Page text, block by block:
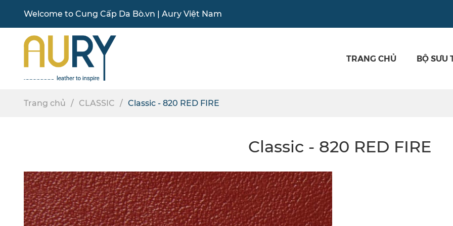
Welcome to Cung Cấp Da Bò.vn | Aury Việt Nam
TRANG CHỦ BỘ SƯU
Trang chủ CLASSIC Classic - 820 RED FIRE
Classic - 820 RED FIRE